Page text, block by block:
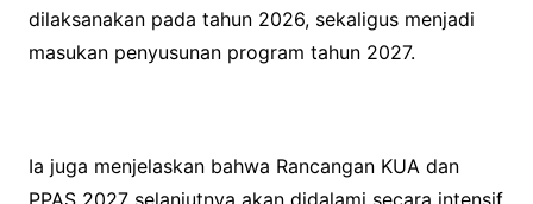
dilaksanakan pada tahun 2026, sekaligus menjadi
masukan penyusunan program tahun 2027.
Ia juga menjelaskan bahwa Rancangan KUA dan